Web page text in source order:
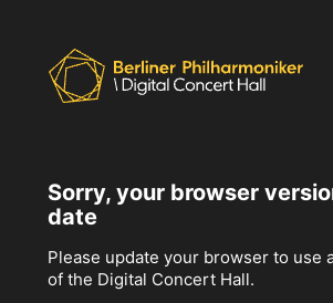
Sorry, your browser
date
Please update your browser to use
of the Digital Concert Hall.